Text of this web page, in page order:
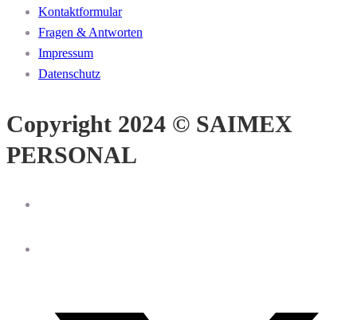
Kontaktformular
Fragen & Antworten
Impressum
Datenschutz
Copyright 2024 © SAIMEX
PERSONAL